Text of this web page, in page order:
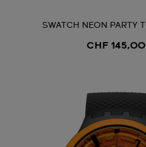
SWATCH NEON PARTY
CHF 145,00